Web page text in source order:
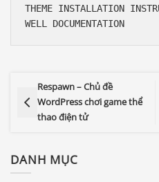
THEME INSTALLATION
Respawn – Chủ đề
WordPress chơi game thể
thao điện tử
DANH MỤC